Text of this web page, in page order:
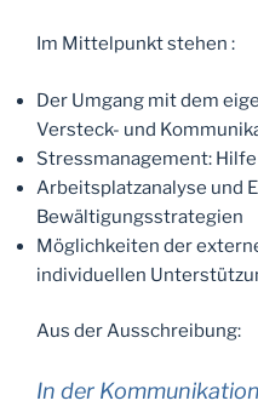
Im Mittelpunkt stehen :
Der Umgang mit dem
Versteck- und
Stressmanagement:
Arbeitsplatzanalyse und
Bewältigungsstrategien
Möglichkeiten der
individuellen
Aus der Ausschreibung:
In der